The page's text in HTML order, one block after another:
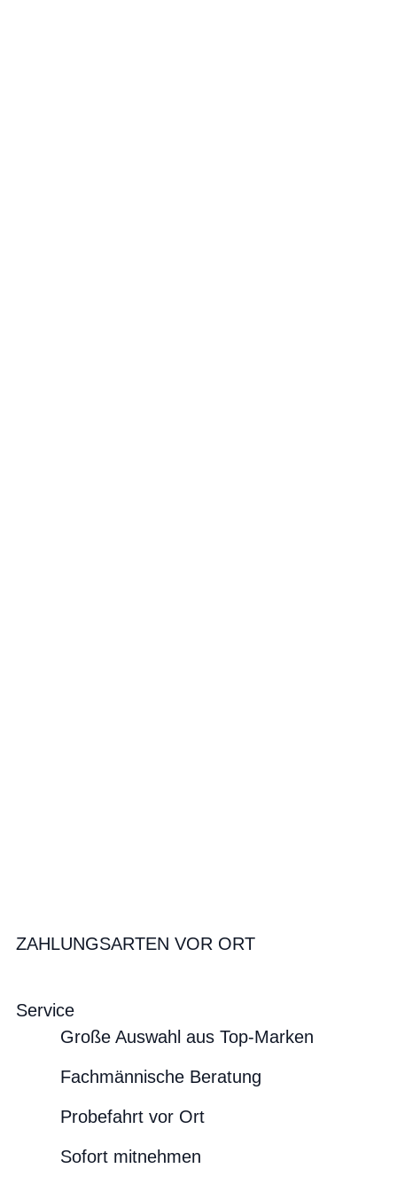
ZAHLUNGSARTEN VOR ORT
Service
Große Auswahl aus Top-Marken
Fachmännische Beratung
Probefahrt vor Ort
Sofort mitnehmen